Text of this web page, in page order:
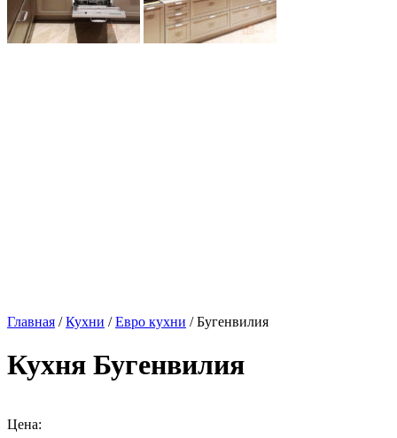
Главная /Кухни /Евро кухни / Бугенвилия
Кухня Бугенвилия
Цена: